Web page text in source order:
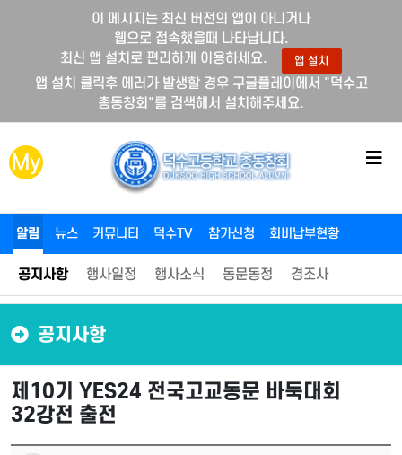
이 메시지는 최신 버전의 앱이 아니거나
웹으로 접속했을때 나타납니다.
최신 앱 설치로 편리하게 이용하세요.
앱 설치
앱 설치 클릭후 에러가 발생할 경우 구글플레이에서 "덕수고
총동창회"를 검색해서 설치해주세요.
My 메
튼
알림 뉴스 커뮤니티 덕수TV 참가신청 회비납부현황
공지사항 행사일정 행사소식 동문동정 경조사
공지사항
제10기 YES24 전국고교동문 바둑대회
32강전 출전